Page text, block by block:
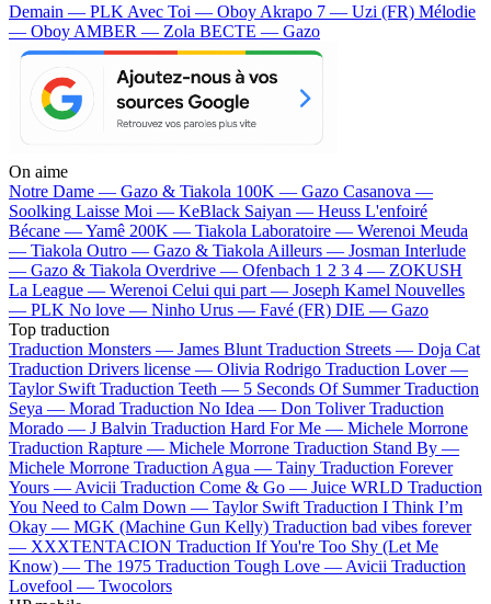
Demain — PLK Avec Toi — Oboy Akrapo 7 — Uzi (FR) Mélodie
— Oboy AMBER — Zola BECTE — Gazo
On aime
Notre Dame — Gazo & Tiakola 100K — Gazo Casanova —
Soolking Laisse Moi — KeBlack Saiyan — Heuss L'enfoiré
Bécane —Yamê 200K — Tiakola Laboratoire — Werenoi Meuda
— Tiakola Outro — Gazo & Tiakola Ailleurs — Josman Interlude
— Gazo & Tiakola Overdrive — Ofenbach 1 2 3 4 — ZOKUSH
La League — Werenoi Celui qui part — Joseph Kamel Nouvelles
— PLK No love — Ninho Urus — Favé (FR) DIE — Gazo
Top traduction
Traduction Monsters — James Blunt Traduction Streets — Doja Cat
Traduction Drivers license — Olivia Rodrigo Traduction Lover —
Taylor Swift Traduction Teeth — 5 Seconds Of Summer Traduction
Seya — Morad Traduction No Idea — Don Toliver Traduction
Morado — J Balvin Traduction Hard For Me — Michele Morrone
Traduction Rapture — Michele Morrone Traduction Stand By —
Michele Morrone Traduction Agua — Tainy Traduction Forever
Yours — Avicii Traduction Come & Go — Juice WRLD Traduction
You Need to Calm Down — Taylor Swift Traduction I Think I’m
Okay — MGK (Machine Gun Kelly) Traduction bad vibes forever
— XXXTENTACION Traduction If You're Too Shy (Let Me
Know) — The 1975 Traduction Tough Love — Avicii Traduction
Lovefool — Twocolors